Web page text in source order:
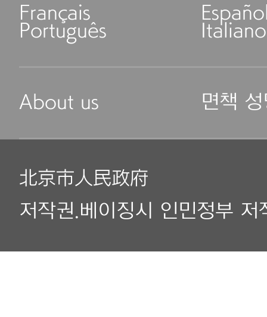
Français
Português Italiano
About us 면책
北京市人民政府
저작권.베이징시 인민정부